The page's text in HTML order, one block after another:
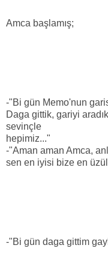
Amca başlamış;
-"Bi gün Memo'nun
Daga gittik, gariyi
sevinçle
hepimiz..."
-"Aman aman Amca,
sen en iyisi bize en
-"Bi gün daga gittim